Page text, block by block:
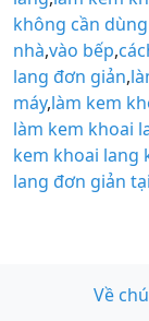
không cần
nhà,vào bếp,
lang đơn giản,
máy,làm kem
làm kem khoai
kem khoai lang
lang đơn giản
Về